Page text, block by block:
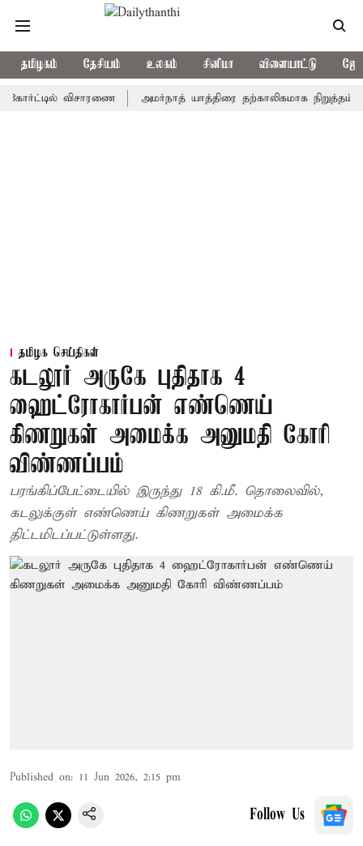
தமிழகம் தேசியம் உலகம் சினிமா விளையாட்டு
விசாரணை அமர்நாத் யாத்திரை தற்காலிகமாக நிறுத்தம்
தமிழக செய்திகள்
கடலூர் அருகே புதிதாக 4
ஹைட்ரோகார்பன் எண்ணெய்
கிணறுகள் அமைக்க அனுமதி கோரி
விண்ணப்பம்
பரங்கிப்பேட்டையில் இருந்து 18 கி.மீ. தொலைவில்,
கடலுக்குள் எண்ணெய் கிணறுகள் அமைக்க
திட்டமிடப்பட்டுள்ளது.
Published on: 11 Jun 2026, 2:15 pm
Follow Us